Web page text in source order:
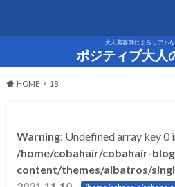
大人美容師によるリアル
ポジティブ大人
HOME 18
Warning: Undefined array key 0
/home/cobahair/cobahair-
content/themes/albatros/